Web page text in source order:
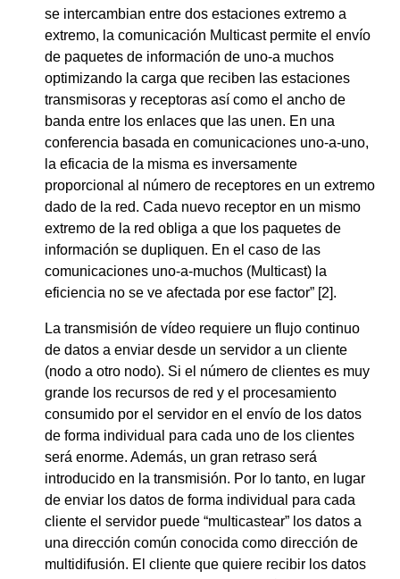
se intercambian entre dos estaciones extremo a
extremo, la comunicación Multicast permite el envío
de paquetes de información de uno-a muchos
optimizando la carga que reciben las estaciones
transmisoras y receptoras así como el ancho de
banda entre los enlaces que las unen. En una
conferencia basada en comunicaciones uno-a-uno,
la eficacia de la misma es inversamente
proporcional al número de receptores en un extremo
dado de la red. Cada nuevo receptor en un mismo
extremo de la red obliga a que los paquetes de
información se dupliquen. En el caso de las
comunicaciones uno-a-muchos (Multicast) la
eficiencia no se ve afectada por ese factor” [2].
La transmisión de vídeo requiere un flujo continuo
de datos a enviar desde un servidor a un cliente
(nodo a otro nodo). Si el número de clientes es muy
grande los recursos de red y el procesamiento
consumido por el servidor en el envío de los datos
de forma individual para cada uno de los clientes
será enorme. Además, un gran retraso será
introducido en la transmisión. Por lo tanto, en lugar
de enviar los datos de forma individual para cada
cliente el servidor puede “multicastear” los datos a
una dirección común conocida como dirección de
multidifusión. El cliente que quiere recibir los datos